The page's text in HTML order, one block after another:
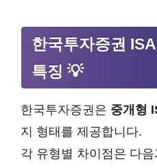
한국투자증권
특징 💡
한국투자증권은 중개형
지 형태를 제공합니다.
각 유형별 차이점은 다